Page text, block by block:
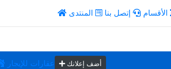
الأقسام إتصل بنا المنتدى
عقارات للإيجار أضف إعلانك